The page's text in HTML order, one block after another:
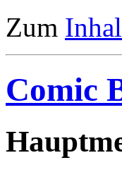
Zum
Comic